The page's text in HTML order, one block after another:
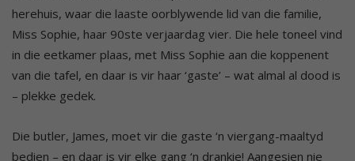
herehuis, waar die laaste oorblywende lid van die familie,
Miss Sophie, haar 90ste verjaardag vier. Die hele toneel vind
in die eetkamer plaas, met Miss Sophie aan die koppenent
van die tafel, en daar is vir haar ‘gaste’ – wat almal al dood is
– plekke gedek.
Die butler, James, moet vir die gaste ‘n viergang-maaltyd
bedien – en daar is vir elke gang ‘n drankie! Aangesien nie